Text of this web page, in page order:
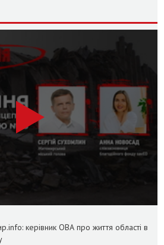
керівник ОВА про життя області в